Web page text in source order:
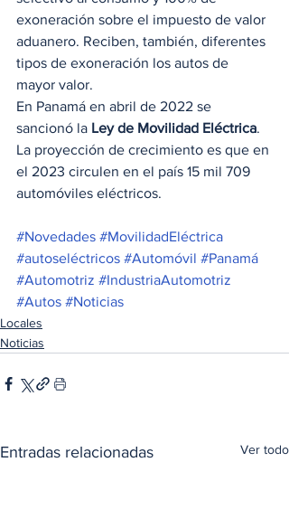
exoneración sobre el impuesto de valor
aduanero. Reciben, también, diferentes
tipos de exoneración los autos de
mayor valor.
En Panamá en abril de 2022 se
sancionó la Ley de Movilidad Eléctrica.
La proyección de crecimiento es que en
el 2023 circulen en el país 15 mil 709
automóviles eléctricos.
#Novedades #MovilidadEléctrica
#autoseléctricos #Automóvil #Panamá
#Automotriz #IndustriaAutomotriz
#Autos #Noticias
Locales
Noticias
Entradas relacionadas Ver todo